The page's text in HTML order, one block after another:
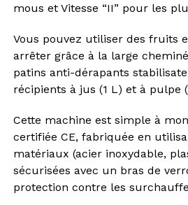
mous et Vitesse “II” pour les
Vous pouvez utiliser des fruits
arrêter grâce à la large
patins anti-dérapants
récipients à jus (1 L) et à pulpe
Cette machine est simple à
certifiée CE, fabriquée en
matériaux (acier inoxydable,
sécurisées avec un bras de
protection contre les